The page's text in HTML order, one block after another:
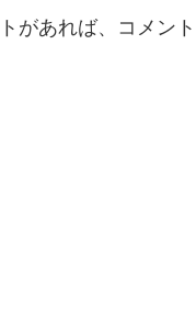
があれば、コメント